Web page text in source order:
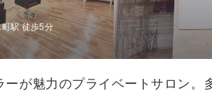
駅 徒歩5分
が魅力のプライベートサロン。